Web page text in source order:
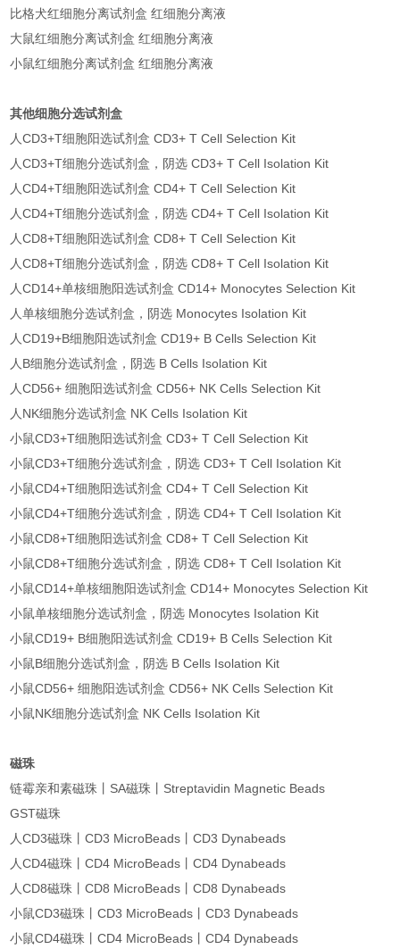
比格犬红细胞分离试剂盒 红细胞分离液
大鼠红细胞分离试剂盒 红细胞分离液
小鼠红细胞分离试剂盒 红细胞分离液
其他细胞分选试剂盒
人CD3+T细胞阳选试剂盒 CD3+ T Cell Selection Kit
人CD3+T细胞分选试剂盒，阴选 CD3+ T Cell Isolation Kit
人CD4+T细胞阳选试剂盒 CD4+ T Cell Selection Kit
人CD4+T细胞分选试剂盒，阴选 CD4+ T Cell Isolation Kit
人CD8+T细胞阳选试剂盒 CD8+ T Cell Selection Kit
人CD8+T细胞分选试剂盒，阴选 CD8+ T Cell Isolation Kit
人CD14+单核细胞阳选试剂盒 CD14+ Monocytes Selection Kit
人单核细胞分选试剂盒，阴选 Monocytes Isolation Kit
人CD19+B细胞阳选试剂盒 CD19+ B Cells Selection Kit
人B细胞分选试剂盒，阴选 B Cells Isolation Kit
人CD56+ 细胞阳选试剂盒 CD56+ NK Cells Selection Kit
人NK细胞分选试剂盒 NK Cells Isolation Kit
小鼠CD3+T细胞阳选试剂盒 CD3+ T Cell Selection Kit
小鼠CD3+T细胞分选试剂盒，阴选 CD3+ T Cell Isolation Kit
小鼠CD4+T细胞阳选试剂盒 CD4+ T Cell Selection Kit
小鼠CD4+T细胞分选试剂盒，阴选 CD4+ T Cell Isolation Kit
小鼠CD8+T细胞阳选试剂盒 CD8+ T Cell Selection Kit
小鼠CD8+T细胞分选试剂盒，阴选 CD8+ T Cell Isolation Kit
小鼠CD14+单核细胞阳选试剂盒 CD14+ Monocytes Selection Kit
小鼠单核细胞分选试剂盒，阴选 Monocytes Isolation Kit
小鼠CD19+ B细胞阳选试剂盒 CD19+ B Cells Selection Kit
小鼠B细胞分选试剂盒，阴选 B Cells Isolation Kit
小鼠CD56+ 细胞阳选试剂盒 CD56+ NK Cells Selection Kit
小鼠NK细胞分选试剂盒 NK Cells Isolation Kit
磁珠
链霉亲和素磁珠丨SA磁珠丨Streptavidin Magnetic Beads
GST磁珠
人CD3磁珠丨CD3 MicroBeads丨CD3 Dynabeads
人CD4磁珠丨CD4 MicroBeads丨CD4 Dynabeads
人CD8磁珠丨CD8 MicroBeads丨CD8 Dynabeads
小鼠CD3磁珠丨CD3 MicroBeads丨CD3 Dynabeads
小鼠CD4磁珠丨CD4 MicroBeads丨CD4 Dynabeads